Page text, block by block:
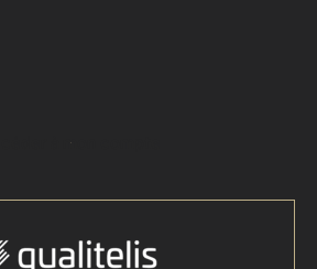
Accéder à mon compte